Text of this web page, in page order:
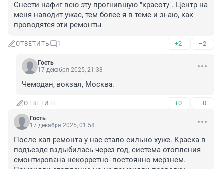
Снести нафиг всю эту прогнившую "красоту". Центр на
меня наводит ужас, тем более я в теме и знаю, как
проводятся эти ремонты
ОТВЕТИТЬ 1 +2 –2
Гость
17 декабря 2025, 21:38
Чемодан, вокзал, Москва.
ОТВЕТИТЬ +0 –0
Гость
17 декабря 2025, 01:58
После кап ремонта у нас стало сильно хуже. Краска в
подъезде вздыбилась через год, система отопления
смонтирована некорретно- постоянно мерзнем.